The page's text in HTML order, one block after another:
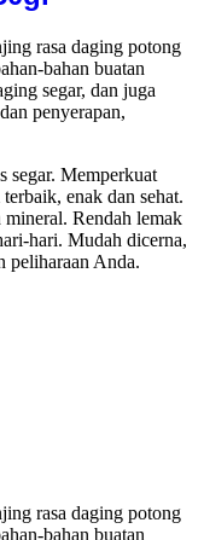
rasa daging potong
bahan buatan
segar, dan juga
penyerapan,
segar. Memperkuat
enak dan sehat.
Rendah lemak
hari. Mudah dicerna,
peliharaan Anda.
rasa daging potong
bahan buatan